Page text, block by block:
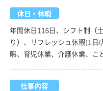
休日・休暇
年間休日116日、シフト制（
り）、リフレッシュ休暇(1日
暇、育児休業、介護休業、こ
仕事内容